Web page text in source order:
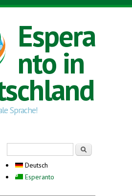
Espera
nto in
Sprache!
Deutsch
Esperanto